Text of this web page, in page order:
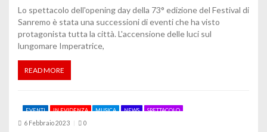
Lo spettacolo dell'opening day della 73° edizione del Festival di
Sanremo è stata una successioni di eventi che ha visto
protagonista tutta la città. L'accensione delle luci sul
lungomare Imperatrice,
READ MORE
EVENTI IN EVIDENZA MUSICA NEWS SPETTACOLO
6 Febbraio 2023 0